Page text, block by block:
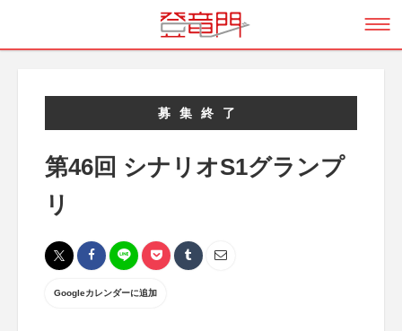
募集終了
第46回 シナリオS1グランプ
リ
Googleカレンダーに追加